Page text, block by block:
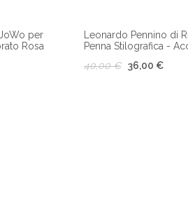
per
Rosa
Leonardo Pennino di
Penna Stilografica -
40,00 €
36,00 €